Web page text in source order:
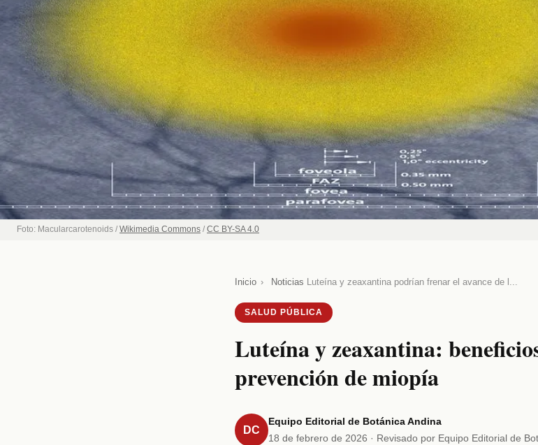
Foto: Macularcarotenoids / Wikimedia Commons / CC BY-SA 4.0
Inicio › Noticias Luteína y zeaxantina podrían frenar el avance de l...
SALUD PÚBLICA
Luteína y zeaxantina:
prevención de miopía
DC
Equipo Editorial de Botánica Andina
18 de febrero de 2026 · Revisado por Equipo Editorial de